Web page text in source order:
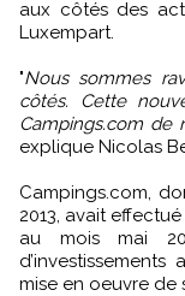
aux côtés des
Luxempart.
"Nous sommes
côtés. Cette
Campings.com de
explique Nicolas
Campings.com,
2013, avait
au mois mai
mise en oeuvre de